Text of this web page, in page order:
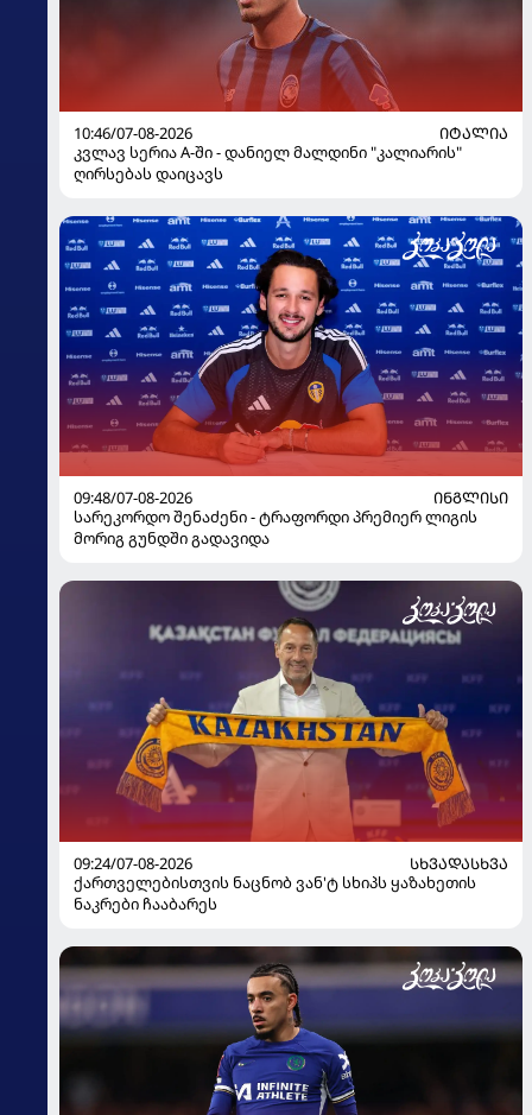
10:46/07-08-2026
ᲘᲢᲐᲚᲘᲐ
კვლავ სერია A-ში - დანიელ მალდინი "კალიარის"
ღირსებას დაიცავს
09:48/07-08-2026
ᲘᲜᲒᲚᲘᲡᲘ
სარეკორდო შენაძენი - ტრაფორდი პრემიერ ლიგის
მორიგ გუნდში გადავიდა
09:24/07-08-2026
ᲡᲮᲕᲐᲓᲐᲡᲮᲕᲐ
ქართველებისთვის ნაცნობ ვან'ტ სხიპს ყაზახეთის
ნაკრები ჩააბარეს